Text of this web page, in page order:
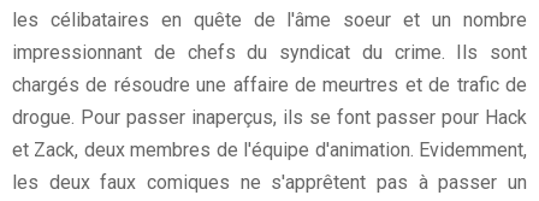
les célibataires en quête de l'âme soeur et un nombre
impressionnant de chefs du syndicat du crime. Ils sont
chargés de résoudre une affaire de meurtres et de trafic de
drogue. Pour passer inaperçus, ils se font passer pour Hack
et Zack, deux membres de l'équipe d'animation. Evidemment,
les deux faux comiques ne s'apprêtent pas à passer un